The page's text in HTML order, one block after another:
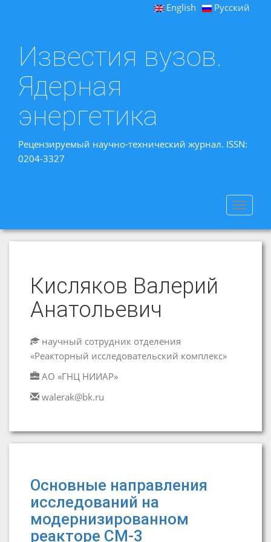
English Русский
Известия вузов.
Ядерная
энергетика
Рецензируемый научно-технический журнал. ISSN:
0204-3327
Toggle
Кисляков Валерий
Анатольевич
научный сотрудник отделения
«Реакторный исследовательский комплекс»
АО «ГНЦ НИИАР»
walerak@bk.ru
Основные направления
исследований на
модернизированном
реакторе СМ-3